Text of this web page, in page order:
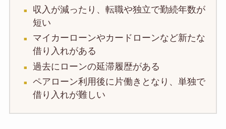
収入が減ったり、転職や独立で勤続年数が
短い
マイカーローンやカードローンなど新たな
借り入れがある
過去にローンの延滞履歴がある
ペアローン利用後に片働きとなり、単独で
借り入れが難しい